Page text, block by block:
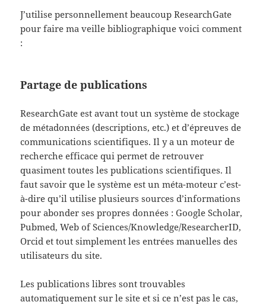
J’utilise personnellement beaucoup ResearchGate
pour faire ma veille bibliographique voici comment
:
Partage de publications
ResearchGate est avant tout un système de stockage
de métadonnées (descriptions, etc.) et d’épreuves de
communications scientifiques. Il y a un moteur de
recherche efficace qui permet de retrouver
quasiment toutes les publications scientifiques. Il
faut savoir que le système est un méta-moteur c’est-
à-dire qu’il utilise plusieurs sources d’informations
pour abonder ses propres données : Google Scholar,
Pubmed, Web of Sciences/Knowledge/ResearcherID,
Orcid et tout simplement les entrées manuelles des
utilisateurs du site.
Les publications libres sont trouvables
automatiquement sur le site et si ce n’est pas le cas,